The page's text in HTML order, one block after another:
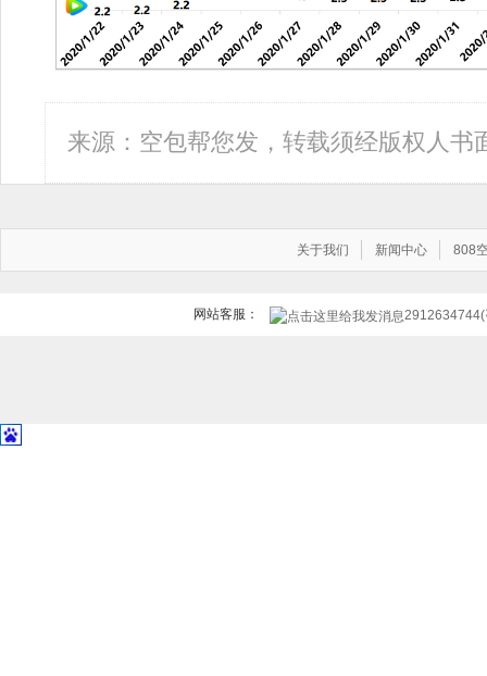
来源：空包帮您发，转载须经版权人书
关于我们 新闻中心 808
网站客服： 2912634744(